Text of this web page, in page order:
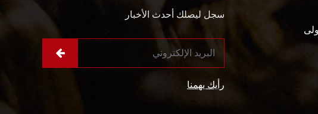
سجل ليصلك أحدث الأخبار
رأيك يهمنا